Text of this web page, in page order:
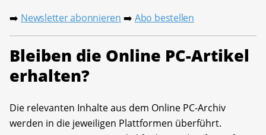
➡️ Newsletter abonnieren ➡️ Abo bestellen
Bleiben die Online PC-Artikel
erhalten?
Die relevanten Inhalte aus dem Online PC-Archiv
werden in die jeweiligen Plattformen überführt.